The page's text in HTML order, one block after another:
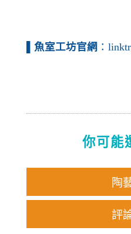
魚室工坊官網 ：
你可能
陶
評